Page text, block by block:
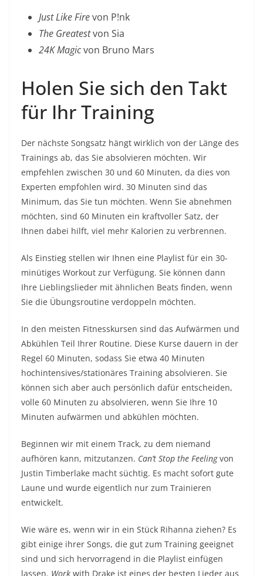
Just Like Firevon P!nk
The Greatestvon Sia
24K Magicvon Bruno Mars
Holen Sie sich den Takt
für Ihr Training
Der nächste Songsatz hängt wirklich von der Länge des
Trainings ab, das Sie absolvieren möchten. Wir
empfehlen zwischen 30 und 60 Minuten, da dies von
Experten empfohlen wird. 30 Minuten sind das
Minimum, das Sie tun möchten. Wenn Sie abnehmen
möchten, sind 60 Minuten ein kraftvoller Satz, der
Ihnen dabei hilft, viel mehr Kalorien zu verbrennen.
Als Einstieg stellen wir Ihnen eine Playlist für ein 30-
minütiges Workout zur Verfügung. Sie können dann
Ihre Lieblingslieder mit ähnlichen Beats finden, wenn
Sie die Übungsroutine verdoppeln möchten.
In den meisten Fitnesskursen sind das Aufwärmen und
Abkühlen Teil Ihrer Routine. Diese Kurse dauern in der
Regel 60 Minuten, sodass Sie etwa 40 Minuten
hochintensives/stationäres Training absolvieren. Sie
können sich aber auch persönlich dafür entscheiden,
volle 60 Minuten zu absolvieren, wenn Sie Ihre 10
Minuten aufwärmen und abkühlen möchten.
Beginnen wir mit einem Track, zu dem niemand
aufhören kann, mitzutanzen. Can’t Stop the Feelingvon
Justin Timberlake macht süchtig. Es macht sofort gute
Laune und wurde eigentlich nur zum Trainieren
entwickelt.
Wie wäre es, wenn wir in ein Stück Rihanna ziehen? Es
gibt einige ihrer Songs, die gut zum Training geeignet
sind und sich hervorragend in die Playlist einfügen
lassen. Work with Drake ist eines der besten Lieder aus